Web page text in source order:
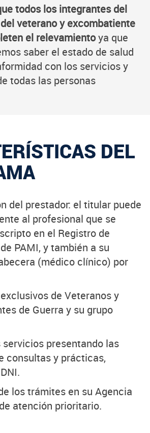
todos los integrantes del
veterano y excombatiente
el relevamientoya que
saber el estado de salud
con los servicios y
todas las personas
DEL
del prestador: el titular puede
al profesional que se
en el Registro de
PAMI, y también a su
(médico clínico) por
de Veteranos y
de Guerra y su grupo
presentando las
consultas y prácticas,
los trámites en su Agencia
atención prioritario.